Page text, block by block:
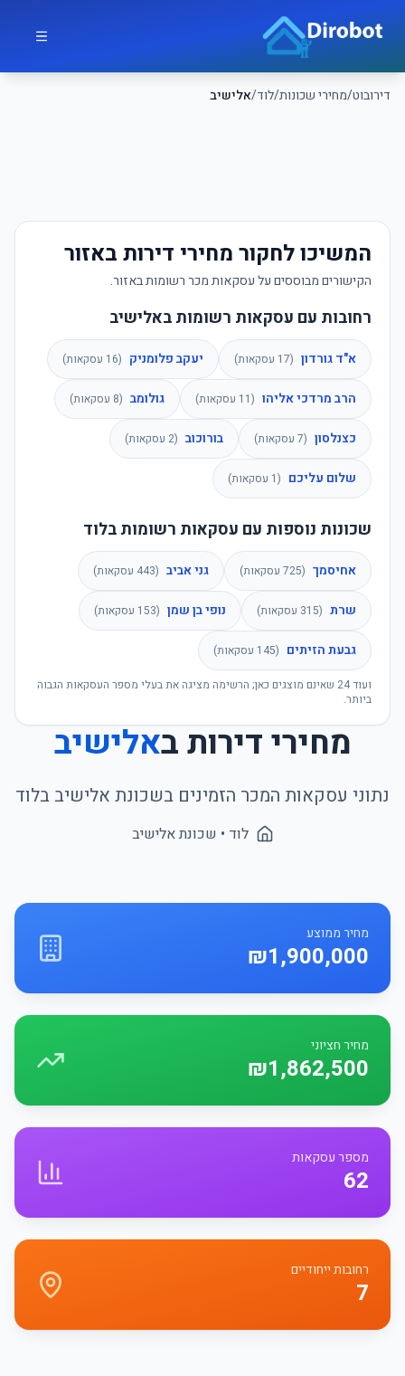
דירובוט/מחירי שכונות/לוד/אלישיב
דירובוט
המשיכו לחקור מחירי דירות באזור
הקישורים מבוססים על עסקאות מכר רשומות באזור.
רחובות עם עסקאות רשומות באלישיב
א"ד גורדון (
17 עסקאות) יעקב פלומניק (
16 עסקאות)
הרב מרדכי אליהו (
11 עסקאות) גולומב (
8 עסקאות)
כצנלסון (
7 עסקאות) בורוכוב (
2 עסקאות)
שלום עליכם (
1 עסקאות)
שכונות נוספות עם עסקאות רשומות בלוד
אחיסמך (
725 עסקאות) גני אביב (
443 עסקאות)
שרת (
315 עסקאות) נופי בן שמן (
153 עסקאות)
גבעת הזיתים (
145 עסקאות)
ועוד24 שאינם מוצגים כאן; הרשימה מציגה את בעלי מספר העסקאות הגבוה
ביותר.
מחירי דירות באלישיב
נתוני עסקאות המכר הזמינים בשכונת אלישיב בלוד
לוד • שכונתאלישיב
מחיר ממוצע
₪1,900,000
מחיר חציוני
₪1,862,500
מספר עסקאות
62
רחובות ייחודיים
7